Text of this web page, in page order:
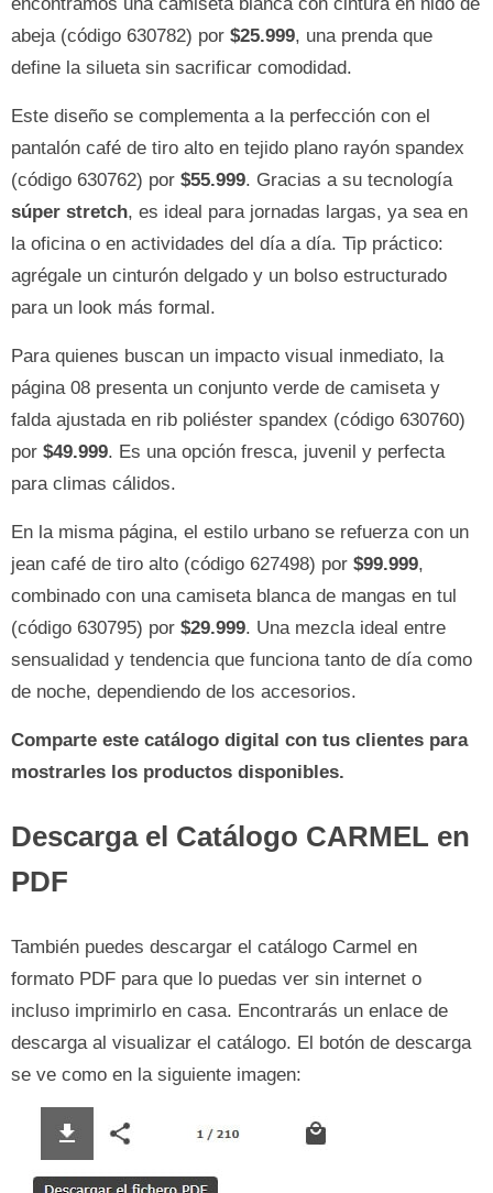
abeja (código 630782) por $25.999, una prenda que
define la silueta sin sacrificar comodidad.
Este diseño se complementa a la perfección con el
pantalón café de tiro alto en tejido plano rayón spandex
(código 630762) por $55.999. Gracias a su tecnología
súper stretch, es ideal para jornadas largas, ya sea en
la oficina o en actividades del día a día. Tip práctico:
agrégale un cinturón delgado y un bolso estructurado
para un look más formal.
Para quienes buscan un impacto visual inmediato, la
página 08 presenta un conjunto verde de camiseta y
falda ajustada en rib poliéster spandex (código 630760)
por $49.999. Es una opción fresca, juvenil y perfecta
para climas cálidos.
En la misma página, el estilo urbano se refuerza con un
jean café de tiro alto (código 627498) por $99.999,
combinado con una camiseta blanca de mangas en tul
(código 630795) por $29.999. Una mezcla ideal entre
sensualidad y tendencia que funciona tanto de día como
de noche, dependiendo de los accesorios.
Comparte este catálogo digital con tus clientes para
mostrarles los productos disponibles.
Descarga el Catálogo CARMEL en
PDF
También puedes descargar el catálogo Carmel en
formato PDF para que lo puedas ver sin internet o
incluso imprimirlo en casa. Encontrarás un enlace de
descarga al visualizar el catálogo. El botón de descarga
se ve como en la siguiente imagen: